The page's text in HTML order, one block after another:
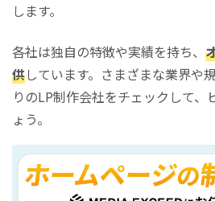
します。
各社は独自の特徴や実績を持ち、
供しています。さまざまな業界や
りのLP制作会社をチェックして、
ょう。